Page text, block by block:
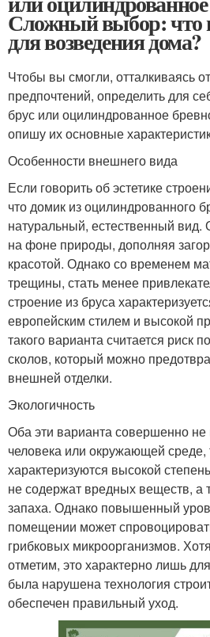
Сложный выбор: что
для возведения дома?
Чтобы вы смогли, отталкиваясь
предпочтений, определить для
брус или оцилиндрованное
опишу их основные
Особенности внешнего вида
Если говорить об эстетике
что домик из оцилиндрованного
натуральный, естественный
на фоне природы, дополняя
красотой. Однако со временем
трещины, стать менее
строение из бруса
европейским стилем и высокой
такого варианта считается риск
сколов, который можно
внешней отделки.
Экологичность
Оба эти варианта совершенно
человека или окружающей среде,
характеризуются высокой
не содержат вредных веществ, а
запаха. Однако повышенный
помещении может
грибковых микроорганизмов.
отметим, это характерно лишь
была нарушена технология
обеспечен правильный уход.